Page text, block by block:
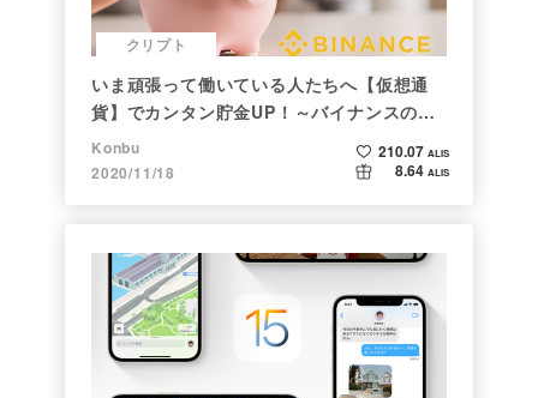
クリプト
いま頑張って働いている人たちへ【仮想通
貨】でカンタン貯金UP！～バイナンスの使
い方初心者編～
Konbu
2020/11/18
210.07 ALIS
8.64 ALIS